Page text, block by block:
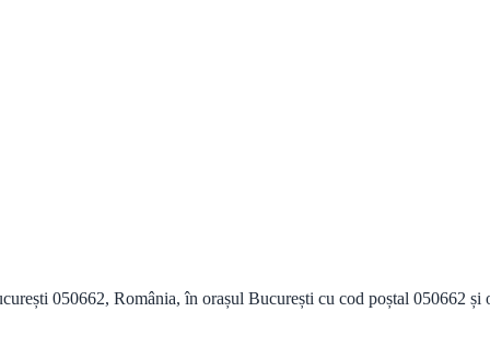
050662, România, în orașul București cu cod poștal 050662